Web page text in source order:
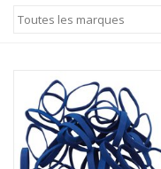
Élastiques pour palette
Élastiques en croix ou en H
Fastfix